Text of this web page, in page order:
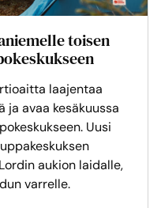
toisen
laajentaa
ja avaa kesäkuussa
Uusi
aukion laidalle,
varrelle.